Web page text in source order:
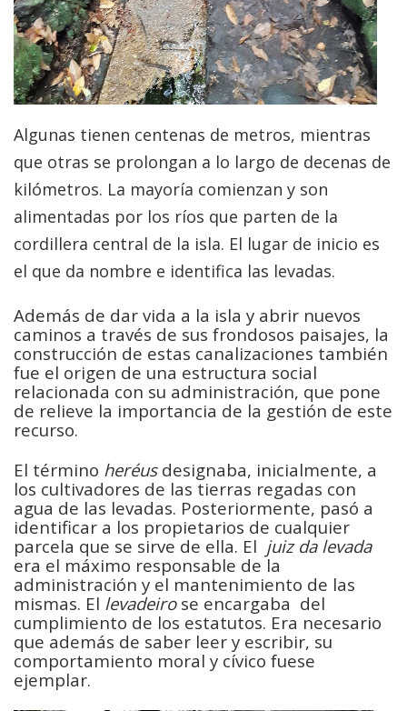
Algunas tienen centenas de metros, mientras
que otras se prolongan a lo largo de decenas de
kilómetros. La mayoría comienzan y son
alimentadas por los ríos que parten de la
cordillera central de la isla. El lugar de inicio es
el que da nombre e identifica las levadas.
Además de dar vida a la isla y abrir nuevos
caminos a través de sus frondosos paisajes, la
construcción de estas canalizaciones también
fue el origen de una estructura social
relacionada con su administración, que pone
de relieve la importancia de la gestión de este
recurso.
El término heréusdesignaba, inicialmente, a
los cultivadores de las tierras regadas con
agua de las levadas. Posteriormente, pasó a
identificar a los propietarios de cualquier
parcela que se sirve de ella. El juiz da levada
era el máximo responsable de la
administración y el mantenimiento de las
mismas. El levadeirose encargaba del
cumplimiento de los estatutos. Era necesario
que además de saber leer y escribir, su
comportamiento moral y cívico fuese
ejemplar.